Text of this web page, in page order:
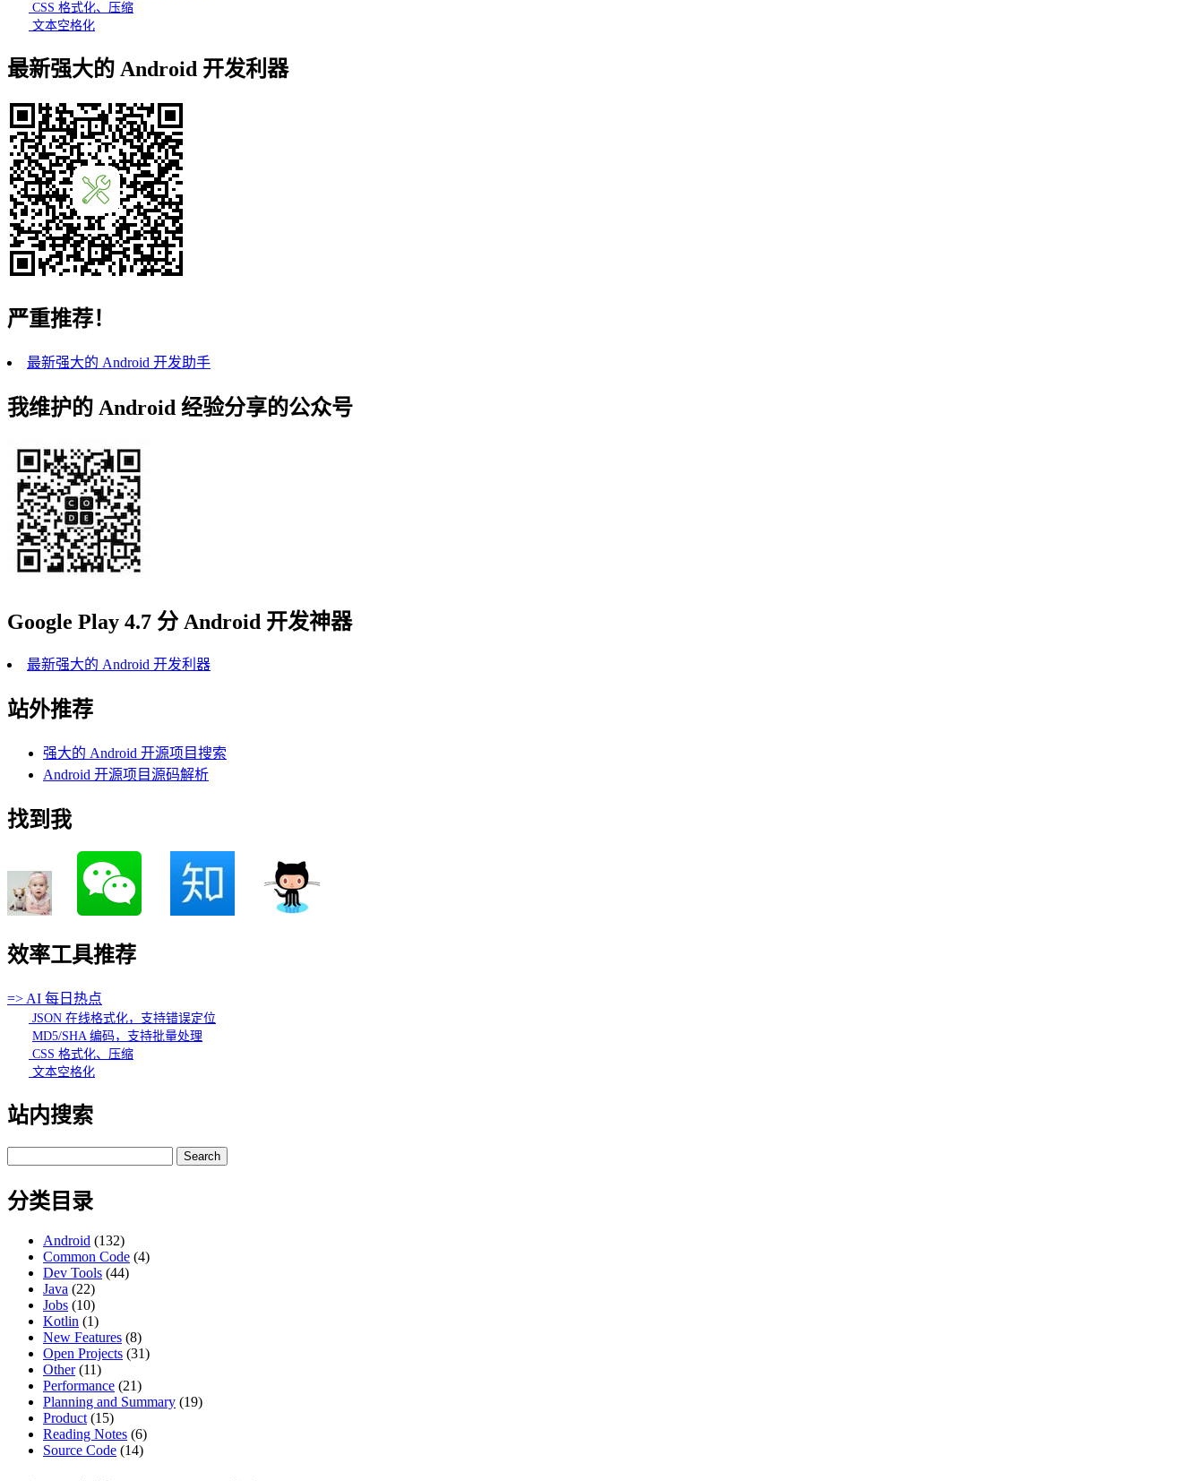
CSS 格式化、压缩
文本空格化
最新强大的 Android 开发利器
严重推荐！
最新强大的 Android 开发助手
我维护的 Android 经验分享的公众号
Google Play 4.7 分 Android 开发神器
最新强大的 Android 开发利器
站外推荐
强大的 Android 开源项目搜索
Android 开源项目源码解析
找到我
效率工具推荐
=> AI 每日热点
JSON 在线格式化，支持错误定位
MD5/SHA 编码，支持批量处理
CSS 格式化、压缩
文本空格化
站内搜索
for:
分类目录
Android (132)
Common Code (4)
Dev Tools (44)
Java (22)
Jobs (10)
Kotlin (1)
New Features (8)
Open Projects (31)
Other(11)
Performance (21)
Planning and Summary (19)
Product (15)
Reading Notes (6)
Source Code (14)